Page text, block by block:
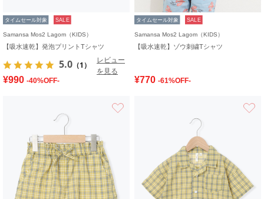
タイムセール対象 SALE
Samansa Mos2 Lagom（KIDS）
【吸水速乾】発泡プリントTシャツ
5.0 （1）
レビュー
を見る
¥990 -40%OFF-
タイムセール対象 SALE
Samansa Mos2 Lagom（KIDS）
【吸水速乾】ゾウ刺繍Tシャツ
¥770 -61%OFF-